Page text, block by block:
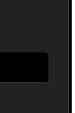
d'eau
Classic